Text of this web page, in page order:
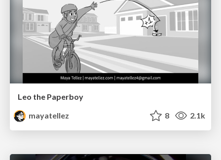
Leo the Paperboy
mayatellez
8 2.1k